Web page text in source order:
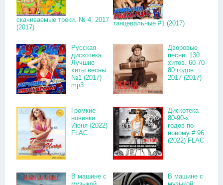
скачиваемые треки. № 4. 2017
(2017)
танцевальные #1 (2017)
Русская
дискотека.
Лучшие
хиты весны.
№1 (2017)
mp3
Дворовые
песни. 130
хитов. 60-70-
80 годов
2017 (2017)
Громкие
новинки
Июня (2022)
FLAC
Дискотека
80-90-х
годов по-
новому # 96
(2022) FLAC
В машине с
В машине с